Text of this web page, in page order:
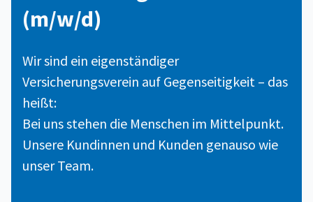
(m/w/d)
Wir sind ein eigenständiger
Versicherungsverein auf Gegenseitigkeit – das
heißt:
Bei uns stehen die Menschen im Mittelpunkt.
Unsere Kundinnen und Kunden genauso wie
unser Team.